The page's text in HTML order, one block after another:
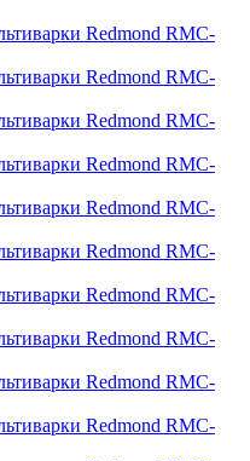
Redmond RMC-
Redmond RMC-
Redmond RMC-
Redmond RMC-
Redmond RMC-
Redmond RMC-
Redmond RMC-
Redmond RMC-
Redmond RMC-
Redmond RMC-